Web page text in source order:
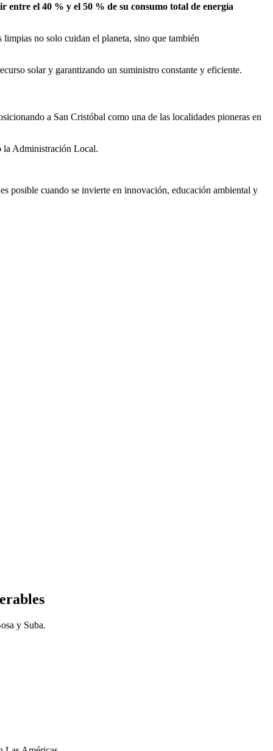
entre el 40 % y el 50 % de su consumo total de energía
no solo cuidan el planeta, sino que también
solar y garantizando un suministro constante y eficiente.
a San Cristóbal como una de las localidades pioneras en
la Administración Local.
posible cuando se invierte en innovación, educación ambiental y
y Suba.